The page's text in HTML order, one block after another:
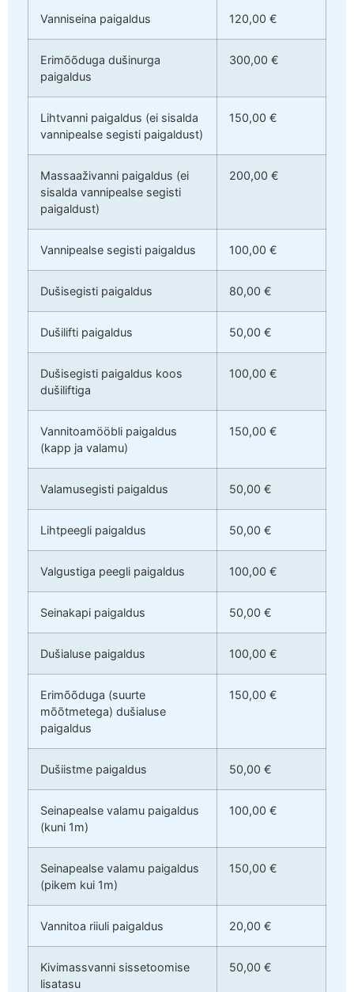
Vanniseina paigaldus 120,00 €
Erimõõduga dušinurga
paigaldus
300,00 €
Lihtvanni paigaldus (ei sisalda
vannipealse segisti paigaldust)
150,00 €
Massaaživanni paigaldus (ei
sisalda vannipealse segisti
paigaldust)
200,00 €
Vannipealse segisti paigaldus 100,00 €
Dušisegisti paigaldus 80,00 €
Dušilifti paigaldus 50,00 €
Dušisegisti paigaldus koos
dušiliftiga
100,00 €
Vannitoamööbli paigaldus
(kapp ja valamu)
150,00 €
Valamusegisti paigaldus 50,00 €
Lihtpeegli paigaldus 50,00 €
Valgustiga peegli paigaldus 100,00 €
Seinakapi paigaldus 50,00 €
Dušialuse paigaldus 100,00 €
Erimõõduga (suurte
mõõtmetega) dušialuse
paigaldus
150,00 €
Dušiistme paigaldus 50,00 €
Seinapealse valamu paigaldus
(kuni 1m)
100,00 €
Seinapealse valamu paigaldus
(pikem kui 1m)
150,00 €
Vannitoa riiuli paigaldus 20,00 €
Kivimassvanni sissetoomise
lisatasu
50,00 €